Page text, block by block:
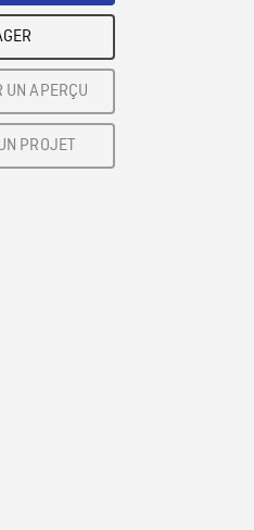
UN APERÇU
PROJET